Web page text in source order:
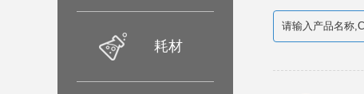
耗材